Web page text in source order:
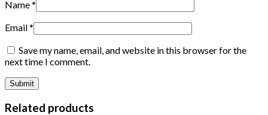
Name*
Email*
Save my name, email, and website in this browser for the
next time I comment.
Related products